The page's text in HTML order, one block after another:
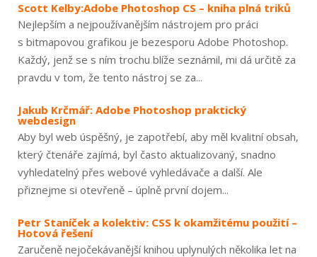
Scott Kelby:Adobe Photoshop CS – kniha plná triků
Nejlepším a nejpoužívanějším nástrojem pro práci
s bitmapovou grafikou je bezesporu Adobe Photoshop.
Každý, jenž se s ním trochu blíže seznámil, mi dá určitě za
pravdu v tom, že tento nástroj se za...
Jakub Krčmář: Adobe Photoshop praktický
webdesign
Aby byl web úspěšný, je zapotřebí, aby měl kvalitní obsah,
který čtenáře zajímá, byl často aktualizovaný, snadno
vyhledatelný přes webové vyhledávače a další. Ale
přiznejme si otevřeně – úplně první dojem...
Petr Staníček a kolektiv: CSS k okamžitému použití –
Hotová řešení
Zaručeně nejočekávanější knihou uplynulých několika let na